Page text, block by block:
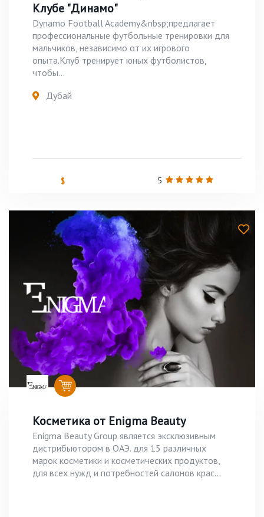
Клубе "Динамо"
Dynamo Football Academy&nbsp;предлагает
профессиональные футбольные тренировки для
мальчиков, независимо от их игрового
опыта.Клуб тренирует юных футболистов,
чтобы...
Дубай
$ 5
Косметика от Enigma Beauty
Enigma Beauty Group является эксклюзивным
дистрибьютором в ОАЭ. для 15 различных
марок косметики и косметических продуктов,
для всех нужд и потребностей салонов крас...